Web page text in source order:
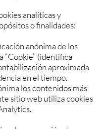
analíticas y
o finalidades:
anónima de los
“Cookie” (identifica
aproximada
en el tiempo.
los contenidos más
sitio web utiliza cookies